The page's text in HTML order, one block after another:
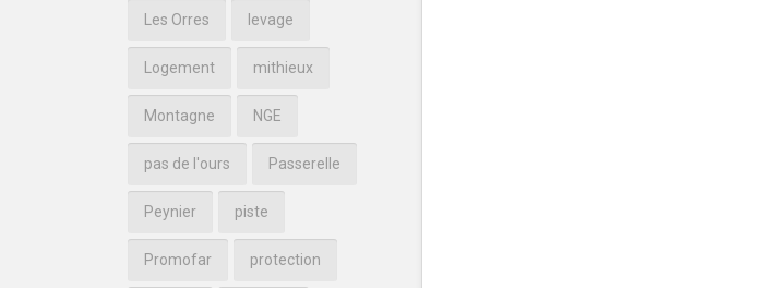
Les Orres levage
Logement mithieux
Montagne NGE
pas de l'ours Passerelle
Peynier piste
Promofar protection